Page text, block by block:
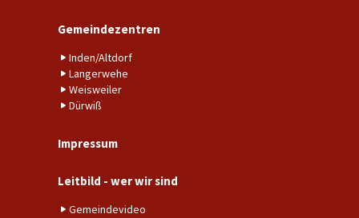
Gemeindezentren
Inden/Altdorf
Langerwehe
Weisweiler
Dürwiß
Impressum
Leitbild - wer wir sind
Gemeindevideo